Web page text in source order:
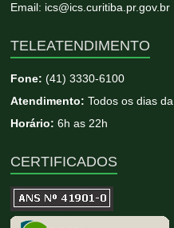
Email: ics@ics.curitiba.pr.gov.br
TELEATENDIMENTO
Fone:(41) 3330-6100
Atendimento: Todos os dias
Horário: 6h as 22h
CERTIFICADOS